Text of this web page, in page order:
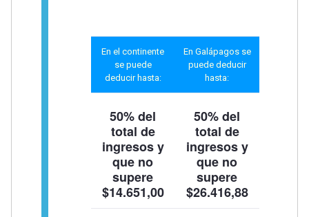
En el continente
se puede
deducir hasta:
En Galápagos se
puede deducir
hasta:
50% del
total de
ingresosy
que no
supere
$14.651,00
50% del
total de
ingresosy
que no
supere
$26.416,88